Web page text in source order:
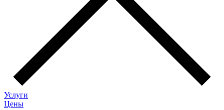
Услуги
Цены